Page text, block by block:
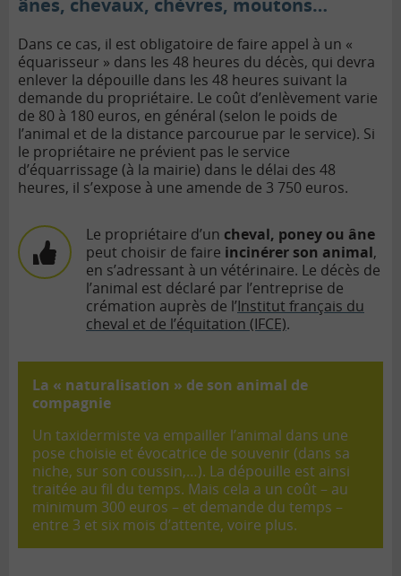
ânes, chevaux, chèvres, moutons…
Dans ce cas, il est obligatoire de faire appel à un «
équarisseur » dans les 48 heures du décès, qui devra
enlever la dépouille dans les 48 heures suivant la
demande du propriétaire. Le coût d’enlèvement varie
de 80 à 180 euros, en général (selon le poids de
l’animal et de la distance parcourue par le service). Si
le propriétaire ne prévient pas le service
d’équarrissage (à la mairie) dans le délai des 48
heures, il s’expose à une amende de 3 750 euros.
Le propriétaire d’un cheval, poney ou âne
peut choisir de faire incinérer son animal,
en s’adressant à un vétérinaire. Le décès de
l’animal est déclaré par l’entreprise de
crémation auprès de l’Institut français du
cheval et de l’équitation (IFCE).
La « naturalisation » de son animal de
compagnie
Un taxidermiste va empailler l’animal dans une
pose choisie et évocatrice de souvenir (dans sa
niche, sur son coussin,…). La dépouille est ainsi
traitée au fil du temps. Mais cela a un coût – au
minimum 300 euros – et demande du temps –
entre 3 et six mois d’attente, voire plus.